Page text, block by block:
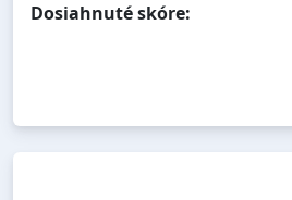
Dosiahnuté skóre: